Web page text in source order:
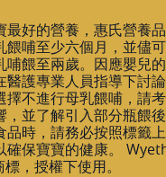
最好的營養，惠氏營養
餵哺至少六個月，並儘
哺餵至兩歲。因應嬰兒
醫護專業人員指導下討
擇不進行母乳餵哺，請
，並了解引入部分瓶餵
品時，請務必按照標籤
確保寶寶的健康。
，授權下使用。